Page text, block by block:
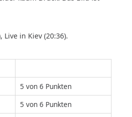
Live in Kiev (20:36).
5 von 6 Punkten
5 von 6 Punkten